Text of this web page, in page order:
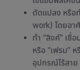
ดัดแปลง หรือ
work) โดยอา
ทำ “ลิงค์” เชื่
หรือ “เฟรม”
อุปกรณ์ไร้สา